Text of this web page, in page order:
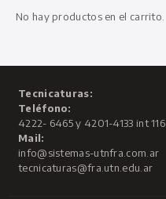
No hay productos en el carrito.
Tecnicaturas:
Teléfono:
4222- 6465 y 4201-4133 int 116
Mail:
info@sistemas-utnfra.com.ar
tecnicaturas@fra.utn.edu.ar